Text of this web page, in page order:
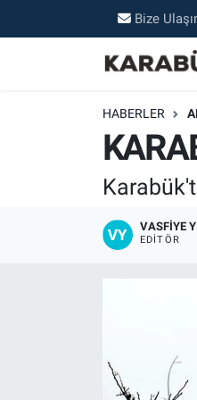
Bize
HABERLER
VASFIYE
EDITÖR